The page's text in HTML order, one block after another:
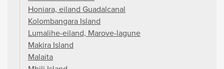
Honiara, eiland Guadalcanal
Kolombangara Island
Lumalihe-eiland, Marove-lagune
Makira Island
Malaita